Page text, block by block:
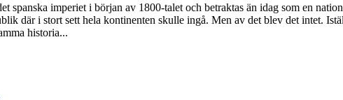
spanska imperiet i början av 1800-talet och betraktas än idag som en
där i stort sett hela kontinenten skulle ingå. Men av det blev det intet.
historia...